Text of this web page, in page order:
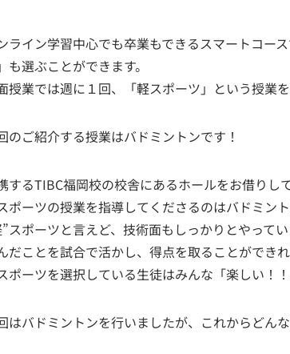
ライン学習中心でも卒業もできるスマートコー
も選ぶことができます。
授業では週に１回、「軽スポーツ」という授業を
のご紹介する授業はバドミントンです！
するTIBC福岡校の校舎にあるホールをお借りし
ポーツの授業を指導してくださるのはバドミン
スポーツと言えど、技術面もしっかりとやってい
だことを試合で活かし、得点を取ることができ
ポーツを選択している生徒はみんな「楽しい！！
はバドミントンを行いましたが、これからどん